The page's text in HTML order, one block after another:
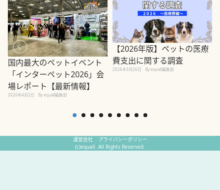
国内最大のペットイベント
「インターペット2026」会
場レポート【最新情報】
2026年4月2日 By equall編集部
【2026年版】ペットの医療
費支出に関する調査
2026年3月26日 By equall編集部
運営会社
プライバシーポリシー
(c)equall. All Rights Reserved.